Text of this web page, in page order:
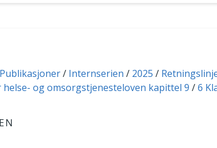
Publikasjoner Internserien 2025
og omsorgstjenesteloven kapittel 9
6